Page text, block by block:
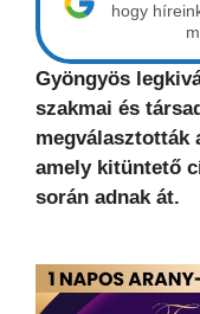
hogy
Gyöngyös
szakmai és
megválasztották
amely kitüntető
során adnak át.